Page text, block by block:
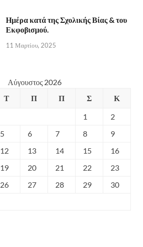
Ημέρα κατά της Σχολικής Βίας & του
Εκφοβισμού.
11 Μαρτίου, 2025
Αύγουστος 2026
Τ Π Π Σ
Κ
1
2
5 6 7 8
9
12 13 14 15
16
19 20 21 22
23
26 27 28 29
30